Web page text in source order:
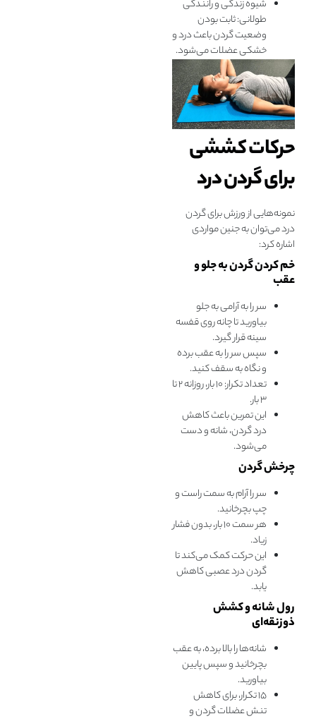
شیوه زندگی و رانندگی
طولانی: ثابت بودن
وضعیت گردن باعث درد و
خشکی عضلات می‌شود.
حرکات کششی
برای گردن درد
نمونه‌هایی از ورزش برای گردن
درد می‌توان به جنین مواردی
اشاره کرد:
خم کردن گردن به جلو و
عقب
سر را به آرامی به جلو
بیاورید تا چانه روی قفسه
سینه قرار گیرد.
سپس سر را به عقب برده
و نگاه به سقف کنید.
تعداد تکرار: ۱۰ بار، روزانه ۲ تا
۳ بار.
این تمرین باعث کاهش
درد گردن، شانه و دست
می‌شود.
چرخش گردن
سر را آرام به سمت راست و
چپ بچرخانید.
هر سمت ۱۰ بار، بدون فشار
زیاد.
این حرکت کمک می‌کند تا
گردن درد عصبی کاهش
یابد.
رول شانه و کشش
ذوزنقه‌ای
شانه‌ها را بالا برده، به عقب
بچرخانید و سپس پایین
بیاورید.
۱۵ تکرار، برای کاهش
تنش عضلات گردن و